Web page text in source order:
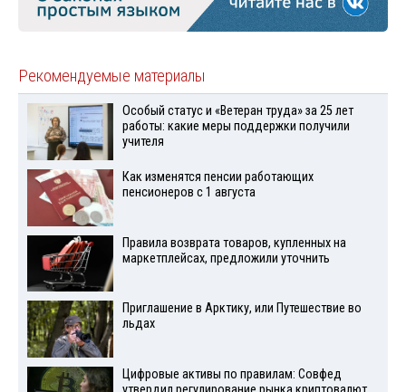
Рекомендуемые материалы
Особый статус и «Ветеран труда» за 25 лет
работы: какие меры поддержки получили
учителя
Как изменятся пенсии работающих
пенсионеров с 1 августа
Правила возврата товаров, купленных на
маркетплейсах, предложили уточнить
Приглашение в Арктику, или Путешествие во
льдах
Цифровые активы по правилам: Совфед